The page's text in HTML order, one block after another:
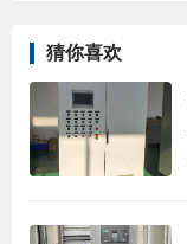
猜你喜欢